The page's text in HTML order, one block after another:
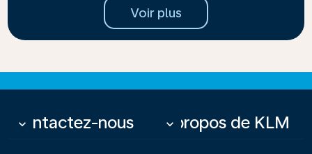
Voir plus
Contactez-nous
keyboard_arrow_down À propos de KLM
keyboard_arrow_down